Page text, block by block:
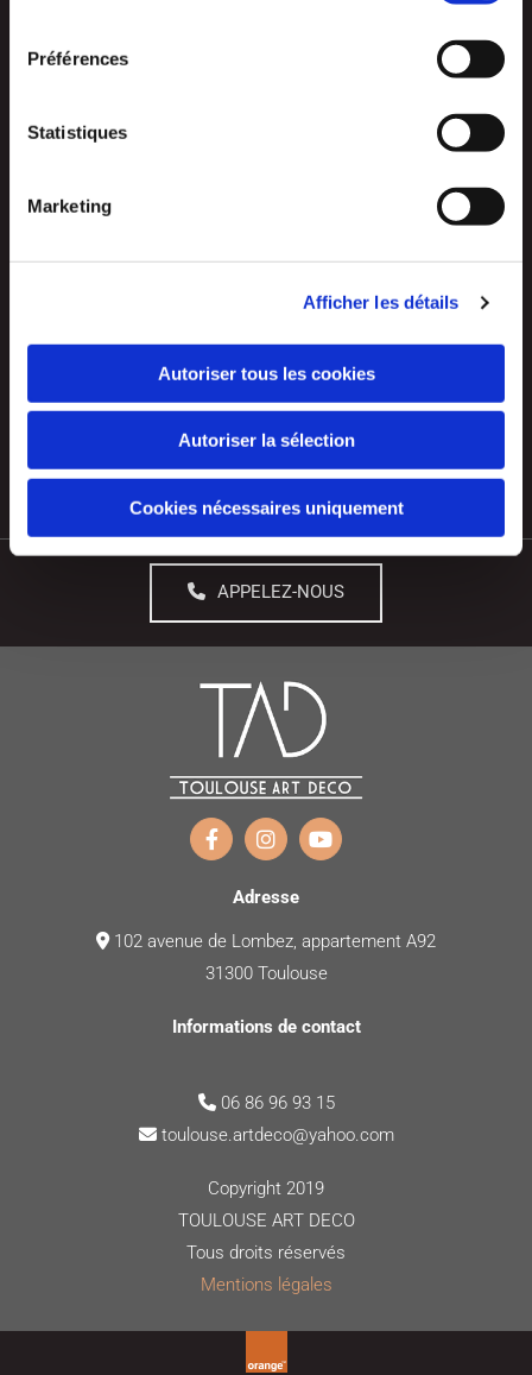
Préférences
Statistiques
Marketing
Afficher les détails
Autoriser tous les cookies
Autoriser la sélection
Cookies nécessaires uniquement
APPELEZ-NOUS
Adresse
102 avenue de Lombez, appartement A92
31300 Toulouse
Informations de contact
 06 86 96 93 15
toulouse.artdeco@yahoo.com
Copyright 2019
TOULOUSE ART DECO
Tous droits réservés
Mentions légales